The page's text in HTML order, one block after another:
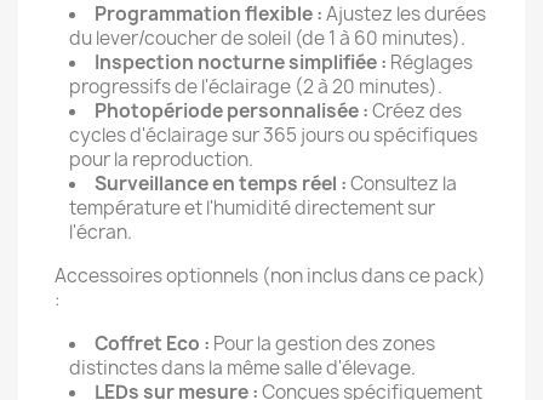
Programmation flexible :Ajustez les durées
du lever/coucher de soleil (de 1 à 60 minutes).
Inspection nocturne simplifiée : Réglages
progressifs de l'éclairage (2 à 20 minutes).
Photopériode personnalisée :Créez des
cycles d'éclairage sur 365 jours ou spécifiques
pour la reproduction.
Surveillance en temps réel :Consultez la
température et l'humidité directement sur
l'écran.
Accessoires optionnels (non inclus dans ce pack)
:
Coffret Eco : Pour la gestion des zones
distinctes dans la même salle d'élevage.
LEDs sur mesure :Conçues spécifiquement